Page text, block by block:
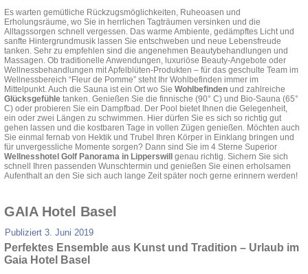
Es warten gemütliche Rückzugsmöglichkeiten, Ruheoasen und
Erholungsräume, wo Sie in herrlichen Tagträumen versinken und die
Alltagssorgen schnell vergessen. Das warme Ambiente, gedämpftes Licht und
sanfte Hintergrundmusik lassen Sie entschweben und neue Lebensfreude
tanken. Sehr zu empfehlen sind die angenehmen Beautybehandlungen und
Massagen. Ob traditionelle Anwendungen, luxuriöse Beauty-Angebote oder
Wellnessbehandlungen mit Apfelblüten-Produkten – für das geschulte Team im
Wellnessbereich “Fleur de Pomme” steht Ihr Wohlbefinden immer im
Mittelpunkt. Auch die Sauna ist ein Ort wo Sie Wohlbefinden und zahlreiche
Glücksgefühle tanken. Genießen Sie die finnische (90° C) und Bio-Sauna (65°
C) oder probieren Sie ein Dampfbad. Der Pool bietet Ihnen die Gelegenheit,
ein oder zwei Längen zu schwimmen. Hier dürfen Sie es sich so richtig gut
gehen lassen und die kostbaren Tage in vollen Zügen genießen. Möchten auch
Sie einmal fernab von Hektik und Trubel Ihren Körper in Einklang bringen und
für unvergessliche Momente sorgen? Dann sind Sie im 4 Sterne Superior
Wellnesshotel Golf Panorama in Lipperswill
genau richtig. Sichern Sie sich
schnell Ihren passenden Wunschtermin und genießen Sie einen erholsamen
Aufenthalt an den Sie sich auch lange Zeit später noch gerne erinnern werden!
GAIA Hotel Basel
Publiziert 3. Juni 2019
Perfektes Ensemble aus Kunst und Tradition – Urlaub im
Gaia Hotel Basel